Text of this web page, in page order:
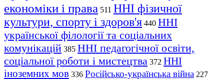
економіки і права 511 ННІ фізичної
культури, спорту і здоров'я 440 ННІ
української філології та соціальних
комунікацій 385 ННІ педагогічної освіти,
соціальної роботи і мистецтва 372 ННІ
іноземних мов 336 Російсько-українська війна 227